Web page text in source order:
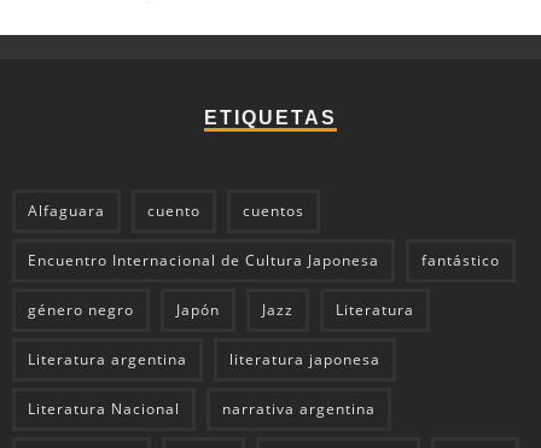
ETIQUETAS
Alfaguara cuento cuentos
Encuentro Internacional de Cultura Japonesa fantástico
género negro Japón Jazz Literatura
Literatura argentina literatura japonesa
Literatura Nacional narrativa argentina